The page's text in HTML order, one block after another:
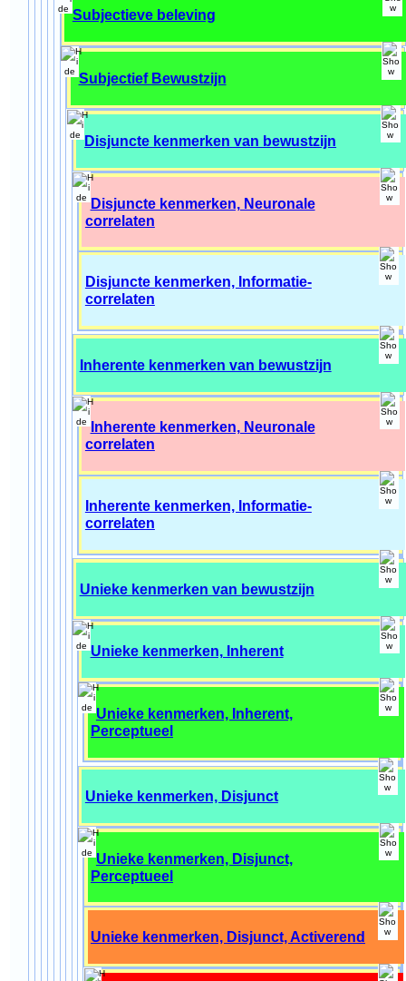
Subjectieve beleving
Subjectief Bewustzijn
Disjuncte kenmerken van bewustzijn
Disjuncte kenmerken, Neuronale
correlaten
Disjuncte kenmerken, Informatie-
correlaten
Inherente kenmerken van bewustzijn
Inherente kenmerken, Neuronale
correlaten
Inherente kenmerken, Informatie-
correlaten
Unieke kenmerken van bewustzijn
Unieke kenmerken, Inherent
Unieke kenmerken, Inherent,
Perceptueel
Unieke kenmerken, Disjunct
Unieke kenmerken, Disjunct,
Perceptueel
Unieke kenmerken, Disjunct, Activerend